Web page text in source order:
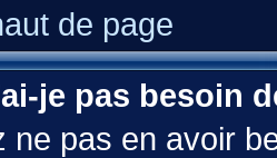
de page
je pas besoin
ne pas en avoir